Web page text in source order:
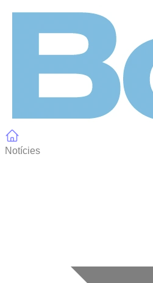
Notícies